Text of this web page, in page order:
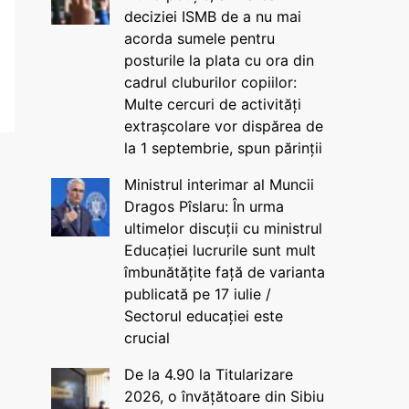
deciziei ISMB de a nu mai
acorda sumele pentru
posturile la plata cu ora din
cadrul cluburilor copiilor:
Multe cercuri de activități
extrașcolare vor dispărea de
la 1 septembrie, spun părinții
Ministrul interimar al Muncii
Dragos Pîslaru: În urma
ultimelor discuții cu ministrul
Educației lucrurile sunt mult
îmbunătățite față de varianta
publicată pe 17 iulie /
Sectorul educației este
crucial
De la 4.90 la Titularizare
2026, o învățătoare din Sibiu